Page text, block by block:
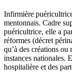
Infirmière
mentonnais. Cadre
puéricultrice, elle a
réformes (décret
qu’à des créations
instances nationales.
hospitalière et des